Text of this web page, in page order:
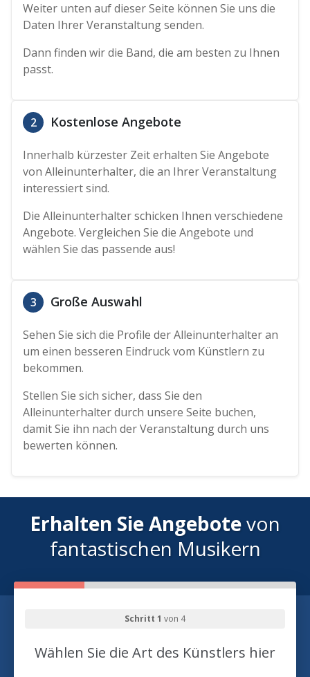
Weiter unten auf dieser Seite können Sie uns die
Daten Ihrer Veranstaltung senden.
Dann finden wir die Band, die am besten zu Ihnen
passt.
2 Kostenlose Angebote
Innerhalb kürzester Zeit erhalten Sie Angebote
von Alleinunterhalter, die an Ihrer Veranstaltung
interessiert sind.
Die Alleinunterhalter schicken Ihnen verschiedene
Angebote. Vergleichen Sie die Angebote und
wählen Sie das passende aus!
3 Große Auswahl
Sehen Sie sich die Profile der Alleinunterhalter an
um einen besseren Eindruck vom Künstlern zu
bekommen.
Stellen Sie sich sicher, dass Sie den
Alleinunterhalter durch unsere Seite buchen,
damit Sie ihn nach der Veranstaltung durch uns
bewerten können.
Erhalten Sie Angebotevon
fantastischen Musikern
Schritt 1 von 4
Wählen Sie die Art des Künstlers hier